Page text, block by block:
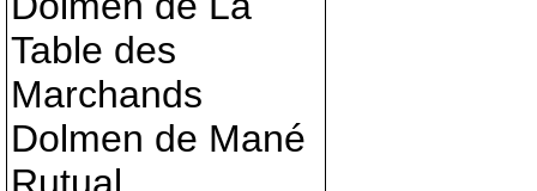
Table des
Marchands
Dolmen de Mané